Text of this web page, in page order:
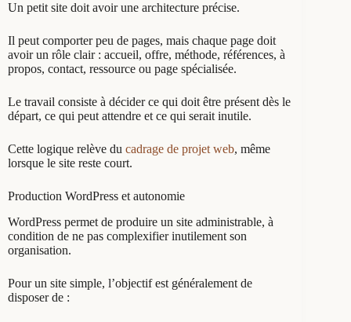
Un petit site doit avoir une architecture précise.
Il peut comporter peu de pages, mais chaque page doit
avoir un rôle clair : accueil, offre, méthode, références, à
propos, contact, ressource ou page spécialisée.
Le travail consiste à décider ce qui doit être présent dès le
départ, ce qui peut attendre et ce qui serait inutile.
Cette logique relève du cadrage de projet web, même
lorsque le site reste court.
Production WordPress et autonomie
WordPress permet de produire un site administrable, à
condition de ne pas complexifier inutilement son
organisation.
Pour un site simple, l’objectif est généralement de
disposer de :